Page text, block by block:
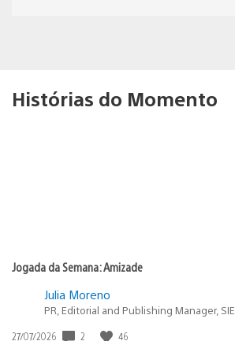
Histórias do Momento
Jogada da Semana: Amizade
Julia Moreno
PR, Editorial and Publishing Manager, SIE
Data
27/07/2026 2 46